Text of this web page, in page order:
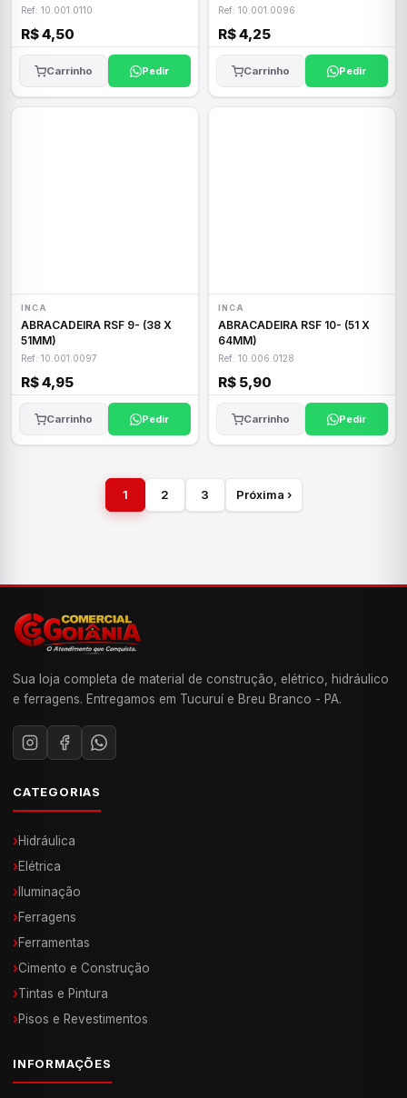
Ref: 10.001.0110
R$ 4,50
Carrinho Pedir
Ref: 10.001.0096
R$ 4,25
Carrinho Pedir
INCA
ABRACADEIRA RSF 9- (38 X
51MM)
Ref: 10.001.0097
R$ 4,95
Carrinho Pedir
INCA
ABRACADEIRA RSF 10- (51 X
64MM)
Ref: 10.006.0128
R$ 5,90
Carrinho Pedir
1 2 3 Próxima ›
Sua loja completa de material de construção, elétrico, hidráulico
e ferragens. Entregamos em Tucuruí e Breu Branco - PA.
CATEGORIAS
›Hidráulica
›Elétrica
› Iluminação
›Ferragens
›Ferramentas
›Cimento e Construção
›Tintas e Pintura
›Pisos e Revestimentos
INFORMAÇÕES